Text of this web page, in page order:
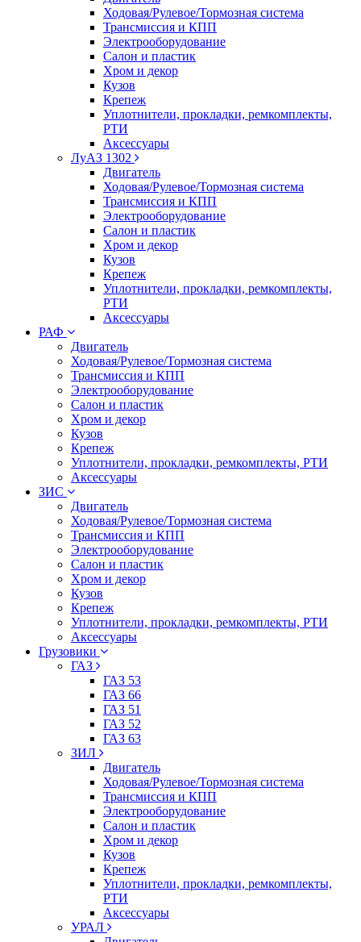
Ходовая/Рулевое/Тормозная система
Трансмиссия и КПП
Электрооборудование
Салон и пластик
Хром и декор
Кузов
Крепеж
Уплотнители, прокладки, ремкомплекты,
РТИ
Аксессуары
ЛуАЗ 1302
Двигатель
Ходовая/Рулевое/Тормозная система
Трансмиссия и КПП
Электрооборудование
Салон и пластик
Хром и декор
Кузов
Крепеж
Уплотнители, прокладки, ремкомплекты,
РТИ
Аксессуары
РАФ
Двигатель
Ходовая/Рулевое/Тормозная система
Трансмиссия и КПП
Электрооборудование
Салон и пластик
Хром и декор
Кузов
Крепеж
Уплотнители, прокладки, ремкомплекты, РТИ
Аксессуары
ЗИС
Двигатель
Ходовая/Рулевое/Тормозная система
Трансмиссия и КПП
Электрооборудование
Салон и пластик
Хром и декор
Кузов
Крепеж
Уплотнители, прокладки, ремкомплекты, РТИ
Аксессуары
Грузовики
ГАЗ
ГАЗ 53
ГАЗ 66
ГАЗ 51
ГАЗ 52
ГАЗ 63
ЗИЛ
Двигатель
Ходовая/Рулевое/Тормозная система
Трансмиссия и КПП
Электрооборудование
Салон и пластик
Хром и декор
Кузов
Крепеж
Уплотнители, прокладки, ремкомплекты,
РТИ
Аксессуары
УРАЛ